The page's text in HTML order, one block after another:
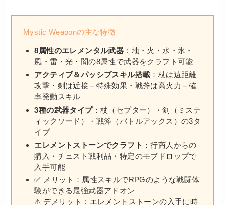
Mystic Weaponの主な特徴
8属性のエレメンタル武器 ：地・火・水・氷・
風・雷・光・闇の8属性で武器をクラフト可能
アクティブ＆パッシブスキル搭載 ：杖は遠距離
攻撃・剣は近接＋特殊効果・戦斧は高火力＋確
率発動スキル
3種の武器タイプ：杖（セプター）・剣（ミステ
ィックソード）・戦斧（バトルアックス）の3タ
イプ
エレメントストーンでクラフト ：行商人からの
購入・チェスト戦利品・特定のモブドロップで
入手可能
✅ メリット：属性スキルでRPGのような戦闘体
験ができる最強武器アドオン
⚠ デメリット：エレメントストーンの入手に時